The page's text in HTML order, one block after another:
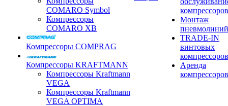
COMARO Symbol
Компрессоры
COMARO XB
Компрессоры COMPRAG
Компрессоры KRAFTMANN
Компрессоры Kraftmann
VEGA
Компрессоры Kraftmann
VEGA OPTIMA
компрессоров
Монтаж
пневмолиний
TRADE-IN
винтовых
компрессоров
Аренда
компрессоров